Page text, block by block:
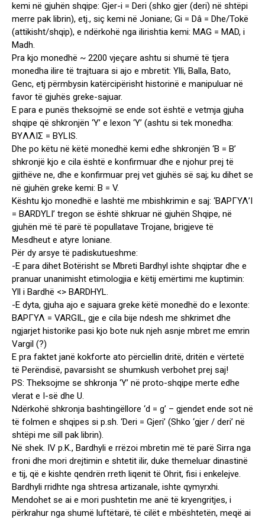
kemi në gjuhën shqipe: Gjer-i = Deri (shko gjer (deri) në shtëpi
merre pak librin), etj., siç kemi në Joniane; Gi = Dâ = Dhe/Tokë
(attikisht/shqip), e ndërkohë nga ilirishtia kemi: MAG = MAD, i
Madh.
Pra kjo monedhë ~ 2200 vjeçare ashtu si shumë të tjera
monedha ilire të trajtuara si ajo e mbretit: Ylli, Balla, Bato,
Genc, etj përmbysin katërcipërisht historinë e manipuluar në
favor të gjuhës greke-sajuar.
E para e punës theksojmë se ende sot është e vetmja gjuha
shqipe që shkronjën ‘Y’ e lexon ‘Y’ (ashtu si tek monedha:
BYΛΛIΣ = BYLIS.
Dhe po këtu në këtë monedhë kemi edhe shkronjën ‘B = B’
shkronjë kjo e cila është e konfirmuar dhe e njohur prej të
gjithëve ne, dhe e konfirmuar prej vet gjuhës së saj; ku dihet se
në gjuhën greke kemi: B = V.
Kështu kjo monedhë e lashtë me mbishkrimin e saj: ‘ΒΑΡΓΥΛ’I
= BARDYLI’ tregon se është shkruar në gjuhën Shqipe, në
gjuhën më të parë të popullatave Trojane, brigjeve të
Mesdheut e atyre Ioniane.
Për dy arsye të padiskutueshme:
-E para dihet Botërisht se Mbreti Bardhyl ishte shqiptar dhe e
pranuar unanimisht etimologjia e këtij emërtimi me kuptimin:
Yll i Bardhë <> BARDHYL.
-E dyta, gjuha ajo e sajuara greke këtë monedhë do e lexonte:
ΒΑΡΓΥΛ = VARGIL, gje e cila bije ndesh me shkrimet dhe
ngjarjet historike pasi kjo bote nuk njeh asnje mbret me emrin
Vargil (?)
E pra faktet janë kokforte ato përciellin dritë, dritën e vërtetë
të Perëndisë, pavarsisht se shumkush verbohet prej saj!
PS: Theksojme se shkronja ‘Y’ në proto-shqipe merte edhe
vlerat e I-së dhe U.
Ndërkohë shkronja bashtingëllore ‘d = g’ – gjendet ende sot në
të folmen e shqipes si p.sh. ‘Deri = Gjeri’ (Shko ‘gjer / deri’ në
shtëpi me sill pak librin).
Në shek. IV p.K., Bardhyli e rrëzoi mbretin më të parë Sirra nga
froni dhe mori drejtimin e shtetit ilir, duke themeluar dinastinë
e tij, që e kishte qendrën rreth liqenit të Ohrit, fisi i enkelejve.
Bardhyli rridhte nga shtresa artizanale, ishte qymyrxhi.
Mendohet se ai e mori pushtetin me anë të kryengritjes, i
përkrahur nga shumë luftëtarë, të cilët e mbështetën, meqë ai